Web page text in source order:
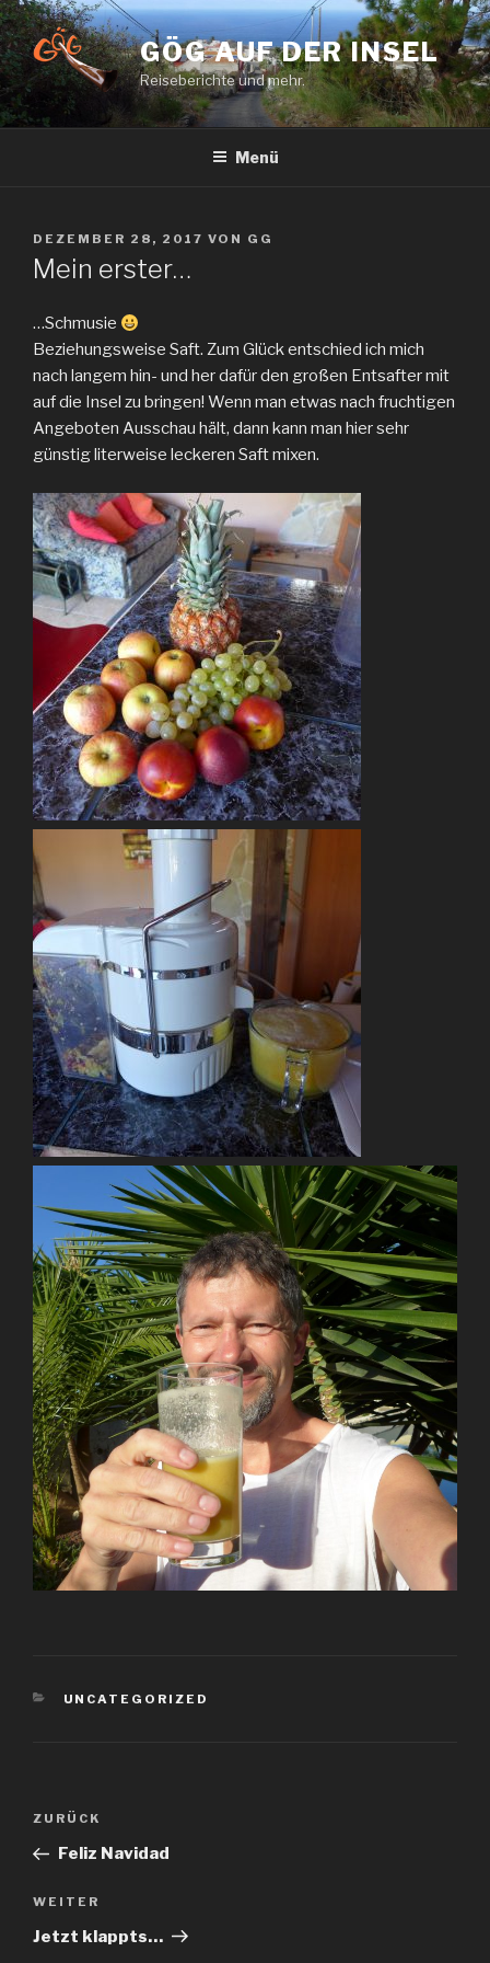
Zum
Inhalt
springen
GÖG AUF DER INSEL
Reiseberichte und mehr.
Menü
VERÖFFENTLICHT
AM
DEZEMBER 28, 2017 VON GG
Mein erster…
…Schmusie
Beziehungsweise Saft. Zum Glück entschied ich mich
nach langem hin- und her dafür den großen Entsafter mit
auf die Insel zu bringen! Wenn man etwas nach fruchtigen
Angeboten Ausschau hält, dann kann man hier sehr
günstig literweise leckeren Saft mixen.
KATEGORIEN
UNCATEGORIZED
Beitragsnavigation
Vorheriger
Beitrag
ZURÜCK
Feliz Navidad
Nächster
Beitrag
WEITER
Jetzt klappts…